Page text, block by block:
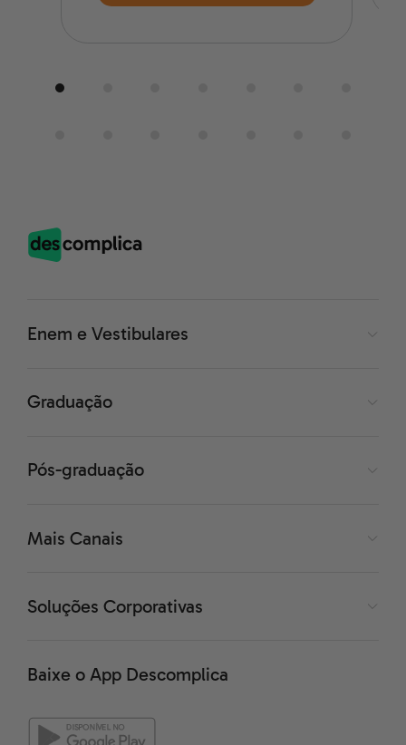
Enem e Vestibulares
Graduação
Pós-graduação
Mais Canais
Soluções Corporativas
Baixe o App Descomplica